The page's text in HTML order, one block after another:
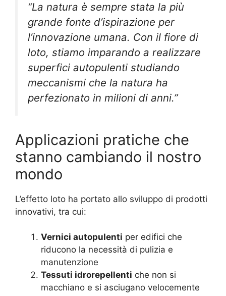
“La natura è sempre stata la più
grande fonte d’ispirazione per
l’innovazione umana. Con il fiore di
loto, stiamo imparando a realizzare
superfici autopulenti studiando
meccanismi che la natura ha
perfezionato in milioni di anni.”
Applicazioni pratiche che
stanno cambiando il nostro
mondo
L’effetto loto ha portato allo sviluppo di prodotti
innovativi, tra cui:
Vernici autopulenti per edifici che
riducono la necessità di pulizia e
manutenzione
Tessuti idrorepellenti che non si
macchiano e si asciugano velocemente